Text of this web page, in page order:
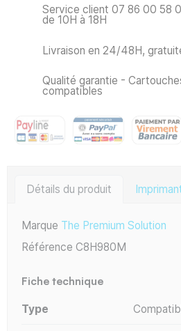
Service client 07 86 00 58
de 10H à 18H
Livraison en 24/48H,
Qualité garantie -
compatibles
Détails du produit
Marque The Premium Solution
Référence C8H980M
Fiche technique
Type